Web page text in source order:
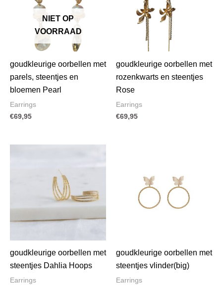
NIET OP
VOORRAAD
goudkleurige oorbellen met
parels, steentjes en
bloemen Pearl
Earrings
€69,95
goudkleurige oorbellen met
rozenkwarts en steentjes
Rose
Earrings
€69,95
goudkleurige oorbellen met
steentjes Dahlia Hoops
Earrings
goudkleurige oorbellen met
steentjes vlinder(big)
Earrings